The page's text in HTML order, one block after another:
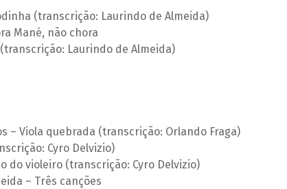
(transcrição: Laurindo de Almeida)
Mané, não chora
Laurindo de Almeida)
– Viola quebrada (transcrição: Orlando Fraga)
Cyro Delvizio)
do violeiro (transcrição: Cyro Delvizio)
– Três canções